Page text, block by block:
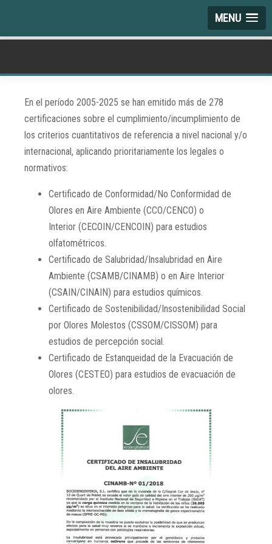
MENU
En el período 2005-2025 se han emitido más de 278
certificaciones sobre el cumplimiento/incumplimiento de
los criterios cuantitativos de referencia a nivel nacional y/o
internacional, aplicando prioritariamente los legales o
normativos:
Certificado de Conformidad/No Conformidad de
Olores en Aire Ambiente (CCO/CENCO) o
Interior (CECOIN/CENCOIN) para estudios
olfatométricos.
Certificado de Salubridad/Insalubridad en Aire
Ambiente (CSAMB/CINAMB) o en Aire Interior
(CSAIN/CINAIN) para estudios químicos.
Certificado de Sostenibilidad/Insostenibilidad Social
por Olores Molestos (CSSOM/CISSOM) para
estudios de percepción social.
Certificado de Estanqueidad de la Evacuación de
Olores (CESTEO) para estudios de evacuación de
olores.